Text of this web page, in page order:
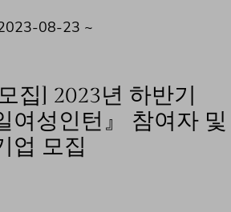
08-23 ~
집] 2023년 하반기
여성인턴』 참여자 및
업 모집